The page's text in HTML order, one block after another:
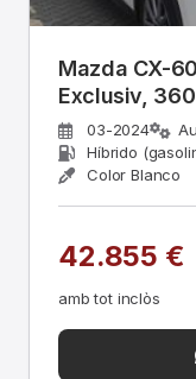
Mazda CX-
Exclusiv,
03-2024
Híbrido
Color Blanco
42.855 €
amb tot inclòs